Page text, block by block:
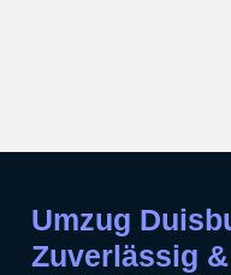
Umzug
Zuverlässig